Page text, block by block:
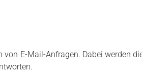
E-Mail-Anfragen. Dabei werden